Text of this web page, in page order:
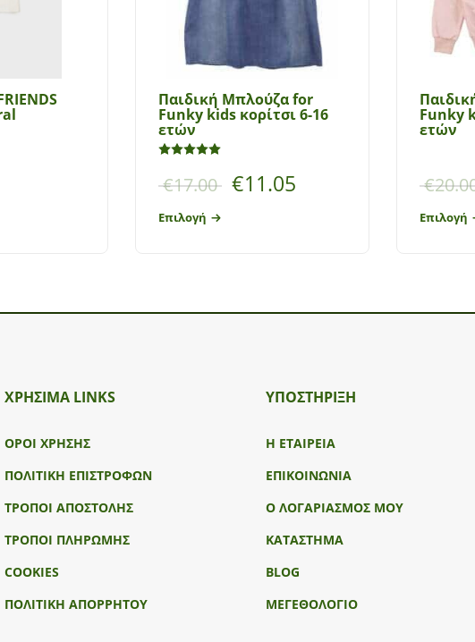
Παιδική Μπλούζα for
Funky kids κορίτσι 6-16
ετών
€17.00 €11.05
Επιλογή
Funky
ετών
€
Επιλογή
ΧΡΗΣΙΜΑ LINKS
ΟΡΟΙ ΧΡΗΣΗΣ
ΠΟΛΙΤΙΚΗ ΕΠΙΣΤΡΟΦΩΝ
ΤΡΟΠΟΙ ΑΠΟΣΤΟΛΗΣ
ΤΡΟΠΟΙ ΠΛΗΡΩΜΗΣ
COOKIES
ΠΟΛΙΤΙΚΗ ΑΠΟΡΡΗΤΟΥ
ΥΠΟΣΤΉΡΙΞΗ
Η ΕΤΑΙΡΕΙΑ
ΕΠΙΚΟΙΝΩΝΙΑ
Ο ΛΟΓΑΡΙΑΣΜΟΣ ΜΟΥ
ΚΑΤΑΣΤΗΜΑ
BLOG
ΜΕΓΕΘΟΛΟΓΙΟ